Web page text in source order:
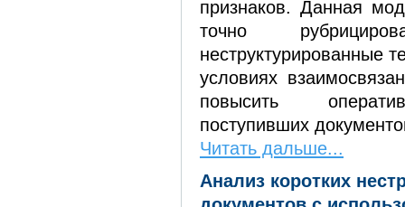
признаков. Данная
точно
неструктурированные
условиях
повысить
поступивших
Читать дальше...
Анализ коротких